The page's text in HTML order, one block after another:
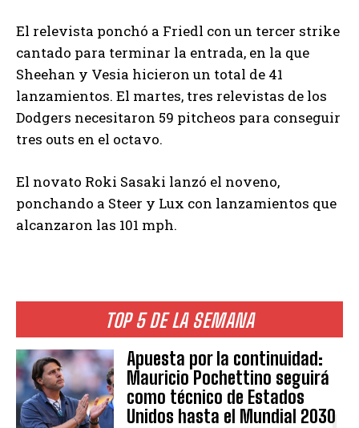
TOP 5 DE LA SEMANA
Apuesta por la continuidad:
Mauricio Pochettino seguirá
como técnico de Estados
Unidos hasta el Mundial 2030
El relevista ponchó a Friedl con un tercer strike
cantado para terminar la entrada, en la que
Sheehan y Vesia hicieron un total de 41
lanzamientos. El martes, tres relevistas de los
Dodgers necesitaron 59 pitcheos para conseguir
tres outs en el octavo.
El novato Roki Sasaki lanzó el noveno,
ponchando a Steer y Lux con lanzamientos que
alcanzaron las 101 mph.